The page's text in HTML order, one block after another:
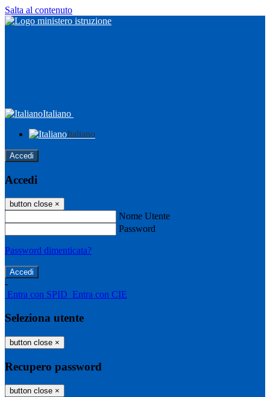
Salta al contenuto
Italiano
Italiano
Accedi
Accedi
button close ×
Nome Utente
Password
Password dimenticata?
-
Entra con SPID Entra con CIE
Seleziona utente
button close ×
Recupero password
button close ×